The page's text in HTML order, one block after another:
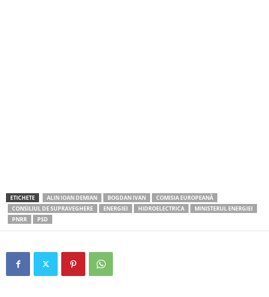
ETICHETE ALIN IOAN DEMIAN BOGDAN IVAN
COMISIA EUROPEANĂ
CONSILIUL DE SUPRAVEGHERE
ENERGIEI HIDROELECTRICA
MINISTERUL ENERGIEI
PNRR
PSD